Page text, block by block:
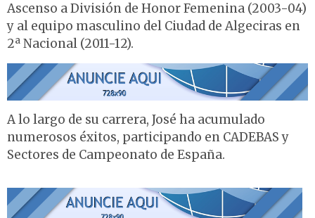
Ascenso a División de Honor Femenina (2003-04)
y al equipo masculino del Ciudad de Algeciras en
2ª Nacional (2011-12).
A lo largo de su carrera, José ha acumulado
numerosos éxitos, participando en CADEBAS y
Sectores de Campeonato de España.